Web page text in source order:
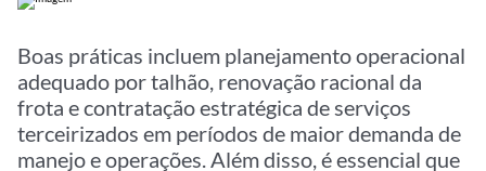
Boas práticas incluem planejamento operacional
adequado por talhão, renovação racional da
frota e contratação estratégica de serviços
terceirizados em períodos de maior demanda de
manejo e operações. Além disso, é essencial que